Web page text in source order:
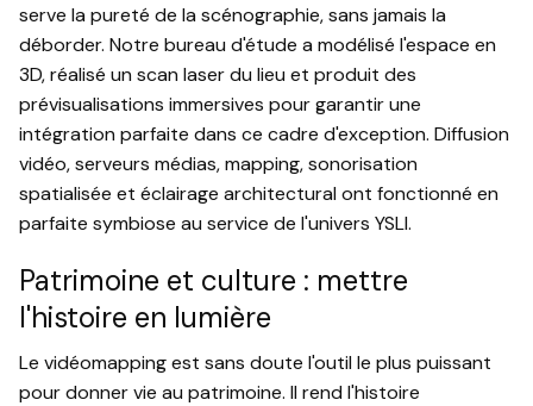
serve la pureté de la scénographie, sans jamais la
déborder. Notre bureau d'étude a modélisé l'espace en
3D, réalisé un scan laser du lieu et produit des
prévisualisations immersives pour garantir une
intégration parfaite dans ce cadre d'exception. Diffusion
vidéo, serveurs médias, mapping, sonorisation
spatialisée et éclairage architectural ont fonctionné en
parfaite symbiose au service de l'univers YSLl.
Patrimoine et culture : mettre
l'histoire en lumière
Le vidéomapping est sans doute l'outil le plus puissant
pour donner vie au patrimoine. Il rend l'histoire